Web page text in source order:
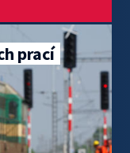
prací